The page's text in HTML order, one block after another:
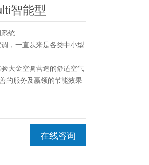
智能型
统
，一直以来是各类中小型
大金空调营造的舒适空气
的服务及赢领的节能效果
在线咨询